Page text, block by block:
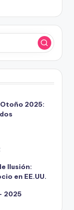
2025:
Ilusión:
en EE.UU.
2025